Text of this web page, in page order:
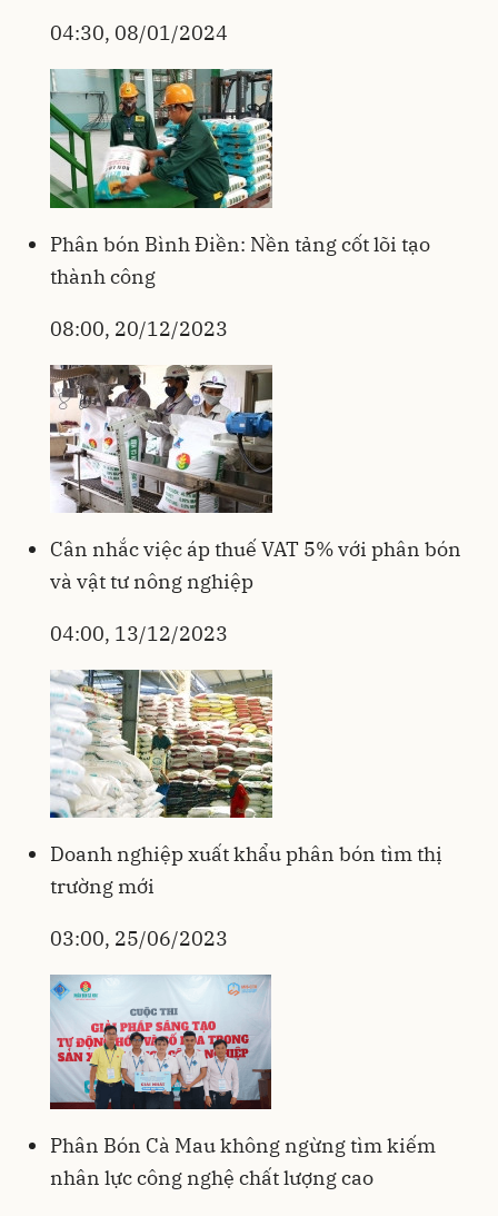
04:30, 08/01/2024
Phân bón Bình Điền: Nền tảng cốt lõi tạo
thành công
08:00, 20/12/2023
Cân nhắc việc áp thuế VAT 5% với phân bón
và vật tư nông nghiệp
04:00, 13/12/2023
Doanh nghiệp xuất khẩu phân bón tìm thị
trường mới
03:00, 25/06/2023
Phân Bón Cà Mau không ngừng tìm kiếm
nhân lực công nghệ chất lượng cao